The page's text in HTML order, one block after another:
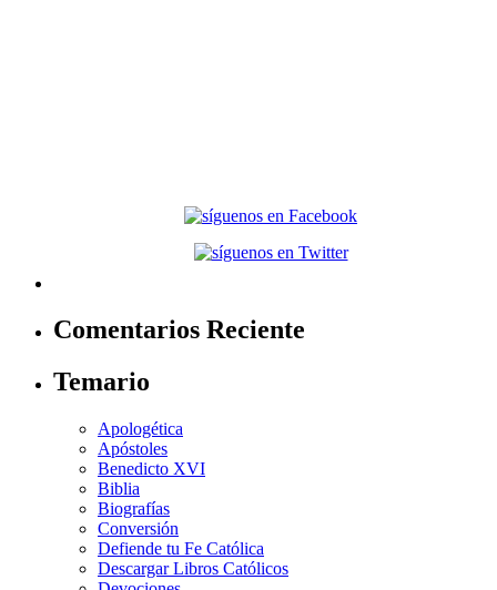
Comentarios Reciente
Temario
Apologética
Apóstoles
Benedicto XVI
Biblia
Biografías
Conversión
Defiende tu Fe Católica
Descargar Libros Católicos